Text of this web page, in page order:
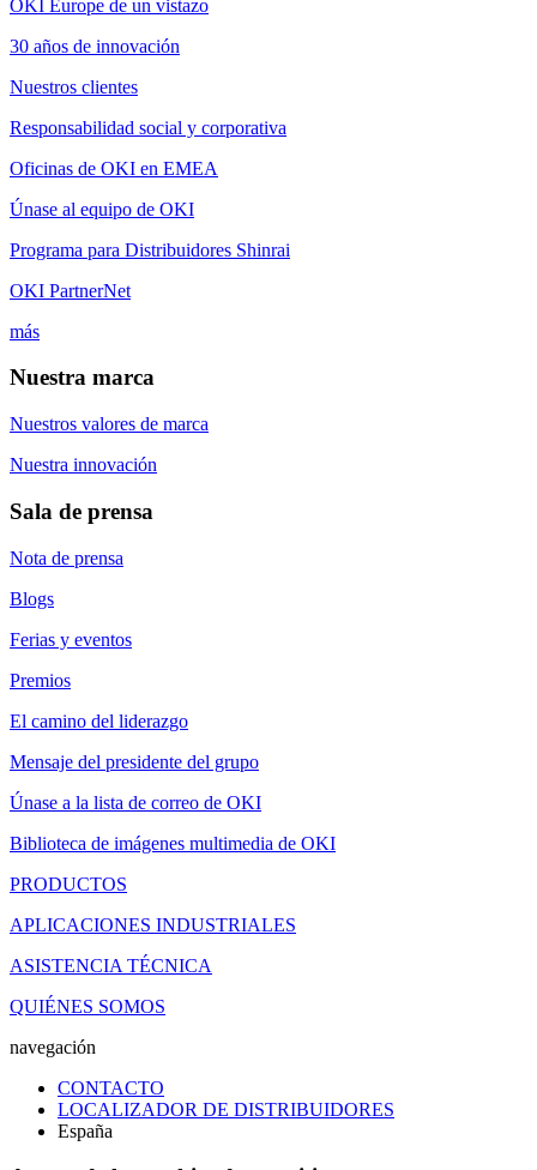
OKI Europe de un vistazo
30 años de innovación
Nuestros clientes
Responsabilidad social y corporativa
Oficinas de OKI en EMEA
Únase al equipo de OKI
Programa para Distribuidores Shinrai
OKI PartnerNet
más
Nuestra marca
Nuestros valores de marca
Nuestra innovación
Sala de prensa
Nota de prensa
Blogs
Ferias y eventos
Premios
El camino del liderazgo
Mensaje del presidente del grupo
Únase a la lista de correo de OKI
Biblioteca de imágenes multimedia de OKI
PRODUCTOS
APLICACIONES INDUSTRIALES
ASISTENCIA TÉCNICA
QUIÉNES SOMOS
navegación
CONTACTO
LOCALIZADOR DE DISTRIBUIDORES
España